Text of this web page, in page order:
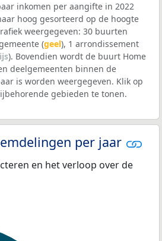
inkomen per aangifte in 2022
hoog gesorteerd op de hoogte
weergegeven: 30 buurten
(geel), 1 arrondissement
). Bovendien wordt de buurt Home
deelgemeenten binnen de
is worden weergegeven. Klik op
gebieden te tonen.
per jaar
en het verloop over de